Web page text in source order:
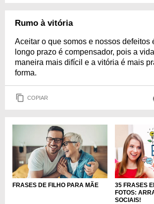
Rumo à vitória
Aceitar o que somos e nossos defeitos
longo prazo é compensador, pois a
maneira mais difícil e a vitória é mais
forma.
COPIAR
FRASES DE FILHO PARA MÃE
35 FRASES
FOTOS:
SOCIAIS!